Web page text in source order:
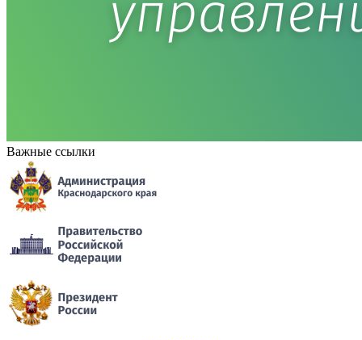
Важные ссылки